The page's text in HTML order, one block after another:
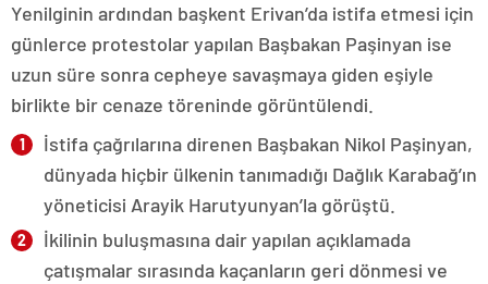
Yenilginin ardından başkent Erivan’da istifa etmesi için
günlerce protestolar yapılan Başbakan Paşinyan ise
uzun süre sonra cepheye savaşmaya giden eşiyle
birlikte bir cenaze töreninde görüntülendi.
İstifa çağrılarına direnen Başbakan Nikol Paşinyan,
dünyada hiçbir ülkenin tanımadığı Dağlık Karabağ’ın
yöneticisi Arayik Harutyunyan’la görüştü.
İkilinin buluşmasına dair yapılan açıklamada
çatışmalar sırasında kaçanların geri dönmesi ve